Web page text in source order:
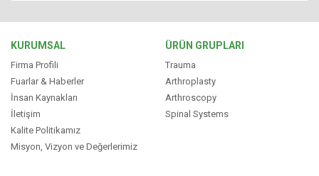
KURUMSAL
Firma Profili
Fuarlar & Haberler
İnsan Kaynakları
İletişim
Kalite Politikamız
Misyon, Vizyon ve Değerlerimiz
ÜRÜN GRUPLARI
Trauma
Arthroplasty
Arthroscopy
Spinal Systems